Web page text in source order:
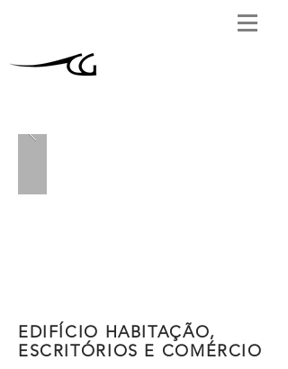
EDIFÍCIO HABITAÇÃO,
ESCRITÓRIOS E COMÉRCIO